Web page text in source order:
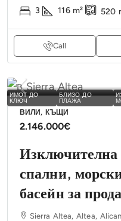
3 116 m² 520
Call
ИМОТ ДО
КЛЮЧ
БЛИЗО ДО
ПЛАЖА
ВИЛИ, КЪЩИ
2.146.000€
Изключителна
спални,
басейн за
Sierra Altea, Altea,